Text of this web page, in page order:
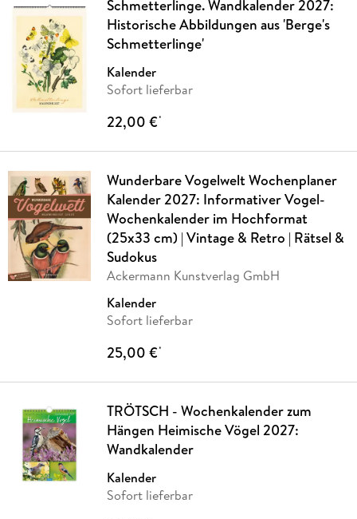
Schmetterlinge. Wandkalender 2027:
Historische Abbildungen aus 'Berge's
Schmetterlinge'
Kalender
Sofort lieferbar
22,00 €*
Wunderbare Vogelwelt Wochenplaner
Kalender 2027: Informativer Vogel-
Wochenkalender im Hochformat
(25x33 cm) | Vintage & Retro | Rätsel &
Sudokus
Ackermann Kunstverlag GmbH
Kalender
Sofort lieferbar
25,00 €*
TRÖTSCH - Wochenkalender zum
Hängen Heimische Vögel 2027:
Wandkalender
Kalender
Sofort lieferbar